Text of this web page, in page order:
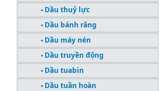
Dầu thuỷ lực
Dầu bánh răng
Dầu máy nén
Dầu truyền động
Dầu tuabin
Dầu tuần hoàn